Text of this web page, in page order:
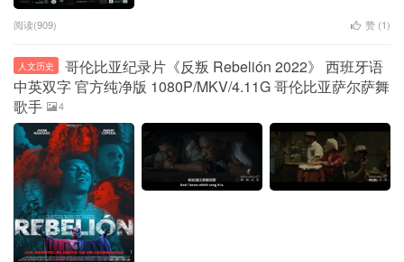
阅读(909) 赞 (1)
人文历史
哥伦比亚纪录片《反叛 Rebelión 2022》 西班牙语
中英双字 官方纯净版 1080P/MKV/4.11G 哥伦比亚萨尔萨舞
歌手
4